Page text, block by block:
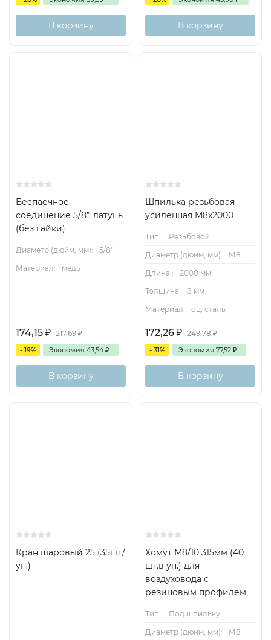
В корзину В корзину
Беспаечное
соединение 5/8", латунь
(без гайки)
Диаметр (дюйм, мм):
5/8"
Материал:
медь
174,15 ₽ 217,69₽
- 19% Экономия 43,54 ₽
В корзину
Шпилька резьбовая
усиленная М8х2000
Тип.:
Резьбовой
Диаметр (дюйм, мм):
М8
Длина.:
2000 мм
Толщина:
8 мм
Материал:
оц. сталь
172,26 ₽ 249,78₽
- 31% Экономия 77,52 ₽
В корзину
Кран шаровый 25 (35шт/
уп.)
Хомут М8/10 315мм (40
шт.в уп.) для
воздуховода с
резиновым профилем
Тип.:
Под шпильку
Диаметр (дюйм, мм):
М8